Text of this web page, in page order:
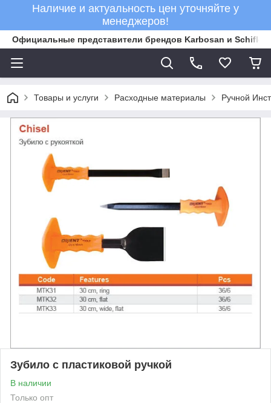
Наличие и актуальность цен уточняйте у
менеджеров!
Официальные представители брендов Karbosan и Schifler
Товары и услуги Расходные материалы Ручной
Зубило с пластиковой ручкой
В наличии
Только опт